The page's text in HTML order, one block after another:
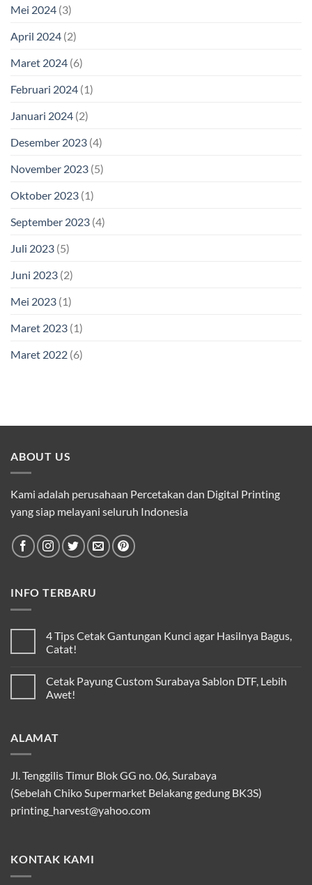
Mei 2024 (3)
April 2024 (2)
Maret 2024 (6)
Februari 2024 (1)
Januari 2024 (2)
Desember 2023 (4)
November 2023 (5)
Oktober 2023 (1)
September 2023 (4)
Juli 2023 (5)
Juni 2023 (2)
Mei 2023 (1)
Maret 2023 (1)
Maret 2022 (6)
ABOUT US
Kami adalah perusahaan Percetakan dan Digital Printing
yang siap melayani seluruh Indonesia
INFO TERBARU
4 Tips Cetak Gantungan Kunci agar Hasilnya Bagus,
Catat!
Cetak Payung Custom Surabaya Sablon DTF, Lebih
Awet!
ALAMAT
Jl. Tenggilis Timur Blok GG no. 06, Surabaya
(Sebelah Chiko Supermarket Belakang gedung BK3S)
printing_harvest@yahoo.com
KONTAK KAMI